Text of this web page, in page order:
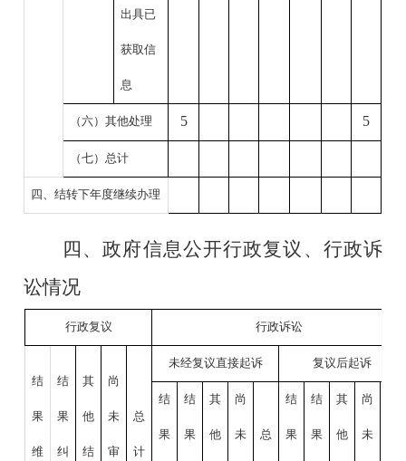
出具已
获取信
息
（六）其他处理 5 5
（七）总计
四、结转下年度继续办理
四、政府信息公开行政复议、行政诉
讼情况
行政复议 行政诉讼
结
果
维
结
果
纠
其
他
结
尚
未
审
总
计
未经复议直接起诉 复议后起诉
结
果
结
果
其
他
尚
未 总
结
果
结
果
其
他
尚
未